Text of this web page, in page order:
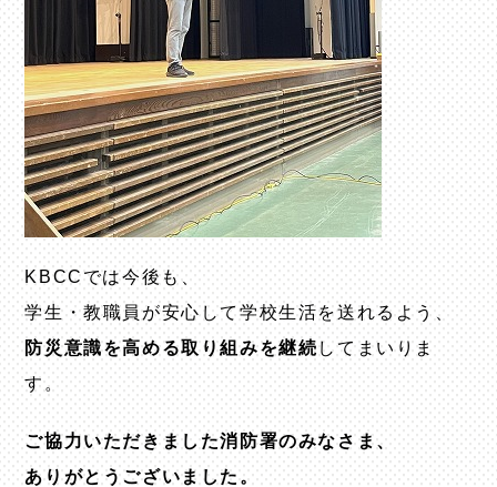
KBCCでは今後も、
学生・教職員が安心して学校生活を送れるよう、
防災意識を高める取り組みを継続 してまいりま
す。
ご協力いただきました消防署のみなさま、
ありがとうございました。